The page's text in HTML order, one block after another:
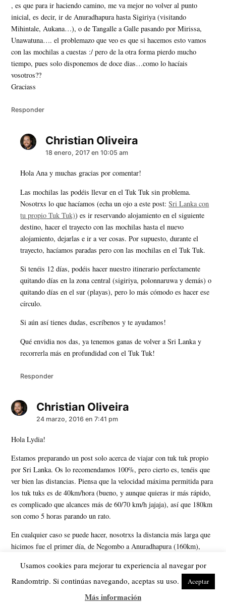
, es que para ir haciendo camino, me va mejor no volver al punto
inicial, es decir, ir de Anuradhapura hasta Sigiriya (visitando
Mihintale, Aukana…), o de Tangalle a Galle pasando por Mirissa,
Unawatuna…. el problemazo que veo es que si hacemos esto vamos
con las mochilas a cuestas :/ pero de la otra forma pierdo mucho
tiempo, pues solo disponemos de doce dias…como lo hacíais
vosotros??
Graciass
Responder
Christian Oliveiradice:
18 enero, 2017 en 10:05 am
Hola Ana y muchas gracias por comentar!
Las mochilas las podéis llevar en el Tuk Tuk sin problema.
Nosotrxs lo que hacíamos (echa un ojo a este post:Sri Lanka con
tu propio Tuk Tuk)) es ir reservando alojamiento en el siguiente
destino, hacer el trayecto con las mochilas hasta el nuevo
alojamiento, dejarlas e ir a ver cosas. Por supuesto, durante el
trayecto, hacíamos paradas pero con las mochilas en el Tuk Tuk.
Si tenéis 12 días, podéis hacer nuestro itinerario perfectamente
quitando días en la zona central (sigiriya, polonnaruwa y demás) o
quitando días en el sur (playas), pero lo más cómodo es hacer ese
círculo.
Si aún así tienes dudas, escríbenos y te ayudamos!
Qué envidia nos das, ya tenemos ganas de volver a Sri Lanka y
recorrerla más en profundidad con el Tuk Tuk!
Responder
Christian Oliveiradice:
24 marzo, 2016 en 7:41 pm
Hola Lydia!
Estamos preparando un post solo acerca de viajar con tuk tuk propio
por Sri Lanka. Os lo recomendamos 100%, pero cierto es, tenéis que
ver bien las distancias. Piensa que la velocidad máxima permitida para
los tuk tuks es de 40km/hora (bueno, y aunque quieras ir más rápido,
es complicado que alcances más de 60/70 km/h jajaja), así que 180km
son como 5 horas parando un rato.
En cualquier caso se puede hacer, nosotrxs la distancia más larga que
hicimos fue el primer día, de Negombo a Anuradhapura (160km),
Tuk Tuk y no estar acostumbradxs a él ni a la forma de conducir de
allí, y fue un poco casino.
Si podéis os recomendamos hacer una noche entre medias para no
Usamos cookies para mejorar tu experiencia al navegar por
Randomtrip. Si continúas navegando, aceptas su uso.
Aceptar
Más información